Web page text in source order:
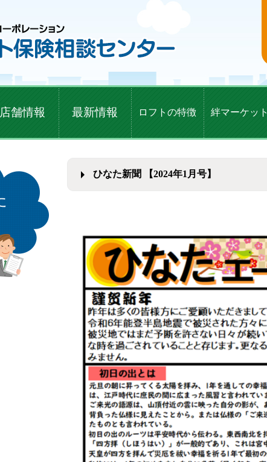
店舗情報 最新情報 ロフトの特徴 絆マーケット
ひなた新聞 【2024年1月号】